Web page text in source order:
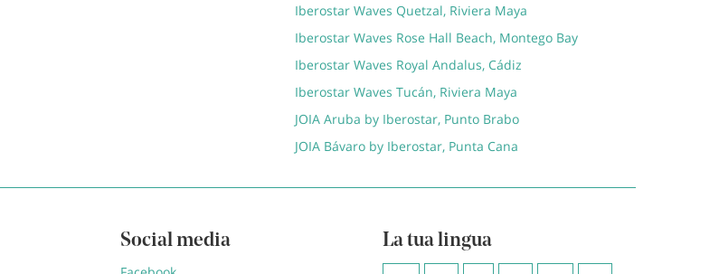
Iberostar Waves Quetzal, Riviera Maya
Iberostar Waves Rose Hall Beach, Montego Bay
Iberostar Waves Royal Andalus, Cádiz
Iberostar Waves Tucán, Riviera Maya
JOIA Aruba by Iberostar, Punto Brabo
JOIA Bávaro by Iberostar, Punta Cana
Social media La tua lingua